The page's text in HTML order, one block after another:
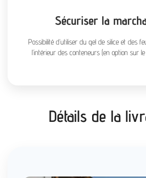
Sécuriser la
Possibilité d’utiliser du gel de silice et des
l’intérieur des conteneurs (en option sur
Détails de la